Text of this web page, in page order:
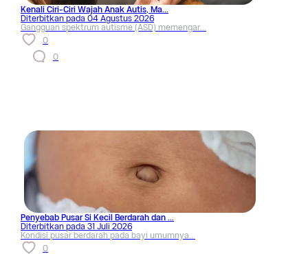
Kenali Ciri-Ciri Wajah Anak Autis, Ma...
Diterbitkan pada 04 Agustus 2026
Gangguan spektrum autisme (ASD) memengar...
0
0
Penyebab Pusar Si Kecil Berdarah dan ...
Diterbitkan pada 31 Juli 2026
Kondisi pusar berdarah pada bayi umumnya...
0